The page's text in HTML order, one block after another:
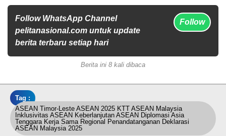
Follow WhatsApp Channel
pelitanasional.com untuk update
berita terbaru setiap hari
Follow
Berita ini 8 kali dibaca
Tag :
ASEAN Timor-Leste ASEAN 2025 KTT ASEAN Malaysia
Inklusivitas ASEAN Keberlanjutan ASEAN Diplomasi Asia
Tenggara Kerja Sama Regional Penandatanganan Deklarasi
ASEAN Malaysia 2025